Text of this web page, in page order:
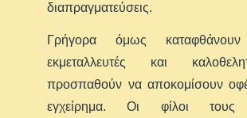
διαπραγματεύσεις.
Γρήγορα όμως καταφθάνουν
εκμεταλλευτές και
προσπαθούν να αποκομίσουν
εγχείρημα. Οι φίλοι τους